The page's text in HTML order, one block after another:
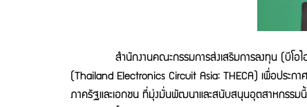
สำนักงานคณะกรรมการส่งเสริมการลงทุน (บีโอไอ) ร่ว
(Thailand Electronics Circuit Asia: THECA) เพื่อประกา
ภาครัฐและเอกชน ที่มุ่งมั่นพัฒนาและสนับสนุนอุตสาหกรรม